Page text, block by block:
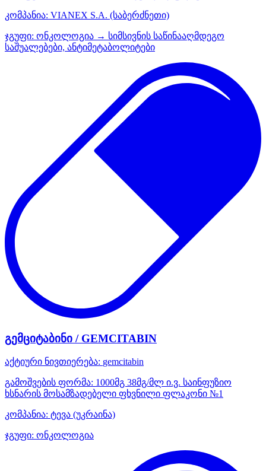
კომპანია: VIANEX S.A. (საბერძნეთი)
ჯგუფი: ონკოლოგია → სიმსივნის საწინააღმდეგო
საშუალებები, ანტიმეტაბოლიტები
გემციტაბინი / GEMCITABIN
აქტიური ნივთიერება: gemcitabin
გამოშვების ფორმა: 1000მგ 38მგ/მლ ი.ვ. საინფუზიო
ხსნარის მოსამზადებელი ფხვნილი ფლაკონი №1
კომპანია: ტევა (უკრაინა)
ჯგუფი: ონკოლოგია